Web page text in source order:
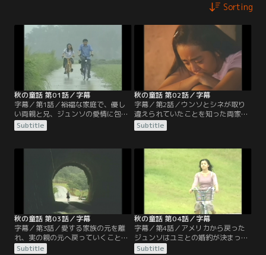
Sorting
秋の童話 第01話／字幕
字幕／第1話／裕福な家庭で、優し
い両親と兄、ジュンソの愛情に包ま
れて育ったウンソ。14歳になった彼
女は何不自由なく幸せな毎日を過ご
かけでウンソの血液型が家族と違う
事が発覚し、貧しい家庭で育ったク
ラスメートのシネと産婦人科で取り
違えられていたことが判る。
Subtitle
秋の童話 第02話／字幕
字幕／第2話／ウンソとシネが取り
違えられていたことを知った両家の
親たちは、動揺を隠せずにいた。ウ
ンソの父はシネを引き取ると言う
反対する。一方でシネの母親スニム
の失言により、シネは両親と血の繋
がりがないことを知ってしまう。
Subtitle
秋の童話 第03話／字幕
字幕／第3話／愛する家族の元を離
れ、実の親の元へ戻っていくことを
決意するウンソ。ジュンソは自分の
Subtitle
秋の童話 第04話／字幕
字幕／第4話／アメリカから戻った
ジュンソはユミとの婚約が決まって
いた。帰国後ジュンソは幼いころ別
Subtitle